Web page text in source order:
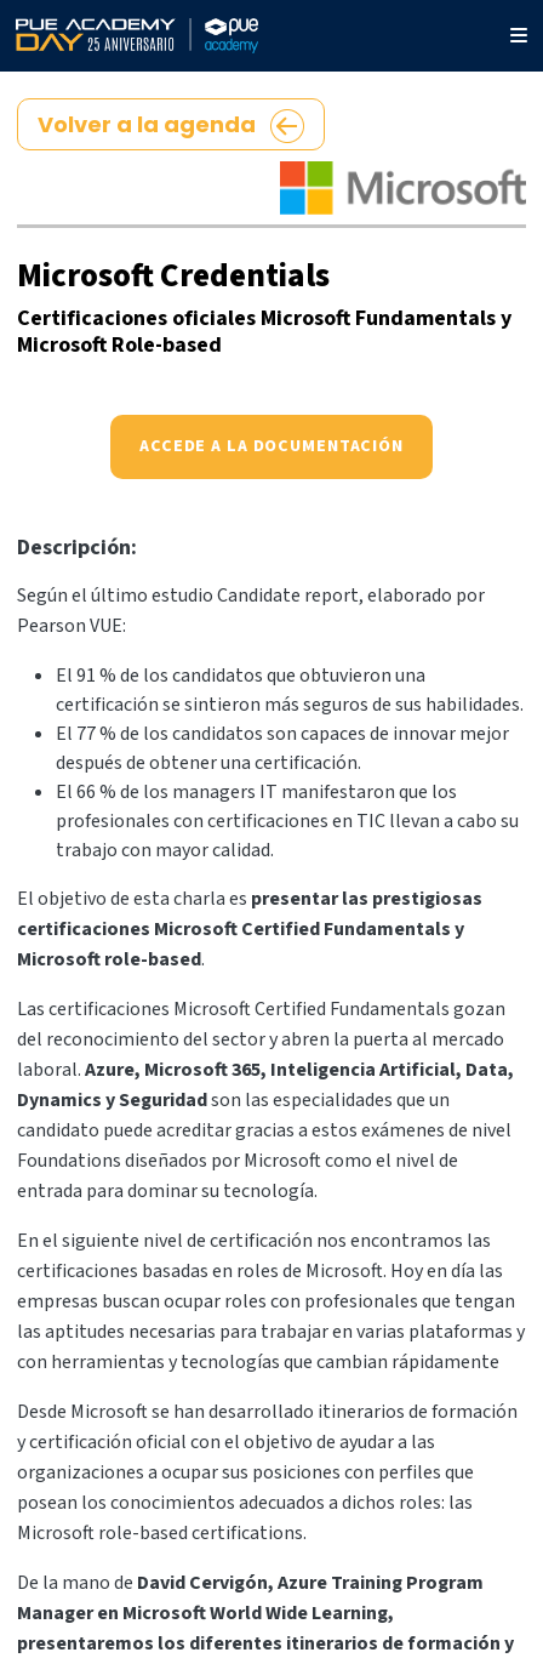
Volver a la agenda
Microsoft Credentials
Certificaciones oficiales Microsoft Fundamentals y
Microsoft Role-based
ACCEDE A LA DOCUMENTACIÓN
Descripción:
Según el último estudio Candidate report, elaborado por
Pearson VUE:
El 91 % de los candidatos que obtuvieron una
certificación se sintieron más seguros de sus habilidades.
El 77 % de los candidatos son capaces de innovar mejor
después de obtener una certificación.
El 66 % de los managers IT manifestaron que los
profesionales con certificaciones en TIC llevan a cabo su
trabajo con mayor calidad.
El objetivo de esta charla es presentar las prestigiosas
certificaciones Microsoft Certified Fundamentals y
Microsoft role-based.
Las certificaciones Microsoft Certified Fundamentals gozan
del reconocimiento del sector y abren la puerta al mercado
laboral.Azure, Microsoft 365, Inteligencia Artificial, Data,
Dynamics y Seguridadson las especialidades que un
candidato puede acreditar gracias a estos exámenes de nivel
Foundations diseñados por Microsoft como el nivel de
entrada para dominar su tecnología.
En el siguiente nivel de certificación nos encontramos las
certificaciones basadas en roles de Microsoft. Hoy en día las
empresas buscan ocupar roles con profesionales que tengan
las aptitudes necesarias para trabajar en varias plataformas y
con herramientas y tecnologías que cambian rápidamente
Desde Microsoft se han desarrollado itinerarios de formación
y certificación oficial con el objetivo de ayudar a las
organizaciones a ocupar sus posiciones con perfiles que
posean los conocimientos adecuados a dichos roles: las
Microsoft role-based certifications.
De la mano de David Cervigón, Azure Training Program
Manager en Microsoft World Wide Learning,
presentaremos los diferentes itinerarios de formación y